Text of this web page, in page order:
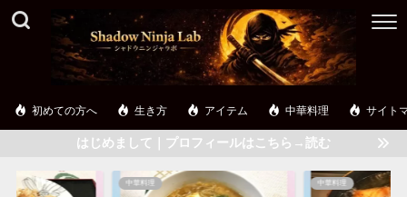
初めての方へ 生き方 アイテム 中華料理 サイト
はじめまして｜プロフィールはこちら→読む
中華料理 中華料理